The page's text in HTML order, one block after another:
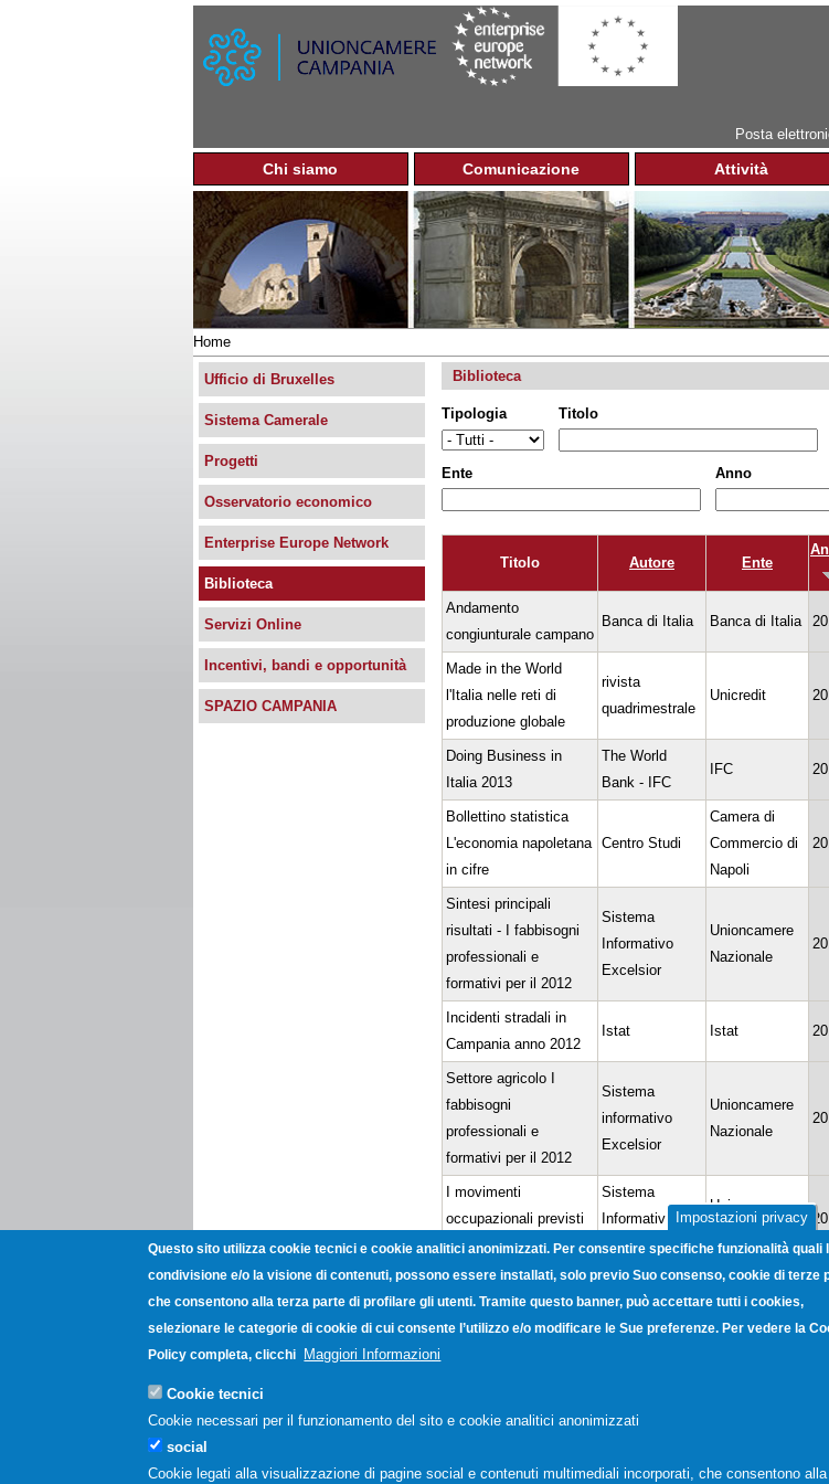
Posta
M
e
n
u
p
r
n
c
p
a
e
Chi siamo Comunicazione Attività
Tu
sei
qui
Home
Biblioteca
Tipologia Titolo
Ente Anno
Titolo Autore Ente
Andamento
congiunturale campano
Banca di Italia Banca di Italia
Made in the World
l'Italia nelle reti di
produzione globale
rivista
quadrimestrale
Unicredit
Doing Business in
Italia 2013
The World
Bank - IFC
IFC
Bollettino statistica
L'economia napoletana
in cifre
Centro Studi
Camera di
Commercio di
Napoli
Sintesi principali
risultati - I fabbisogni
professionali e
formativi per il 2012
Sistema
Informativo
Excelsior
Unioncamere
Nazionale
Incidenti stradali in
Campania anno 2012
Istat Istat
Settore agricolo I
fabbisogni
professionali e
formativi per il 2012
Sistema
informativo
Excelsior
Unioncamere
Nazionale
I movimenti
occupazionali previsti
tavole statistiche
Sistema
Informativo
Excelsior
Unioncamere
Settore Commerciale- I
fabbisogni
professionali e
Sistema
informativo
Unioncamere
Nazionale
Informativo
Ufficio di Bruxelles
Sistema Camerale
Progetti
Osservatorio economico
Enterprise Europe Network
Biblioteca
Servizi Online
Incentivi, bandi e opportunità
SPAZIO CAMPANIA
Impostazioni privacy
Questo sito utilizza cookie tecnici e cookie analitici anonimizzati. Per consentire specifiche funzionalità quali
condivisione e/o la visione di contenuti, possono essere installati, solo previo Suo consenso, cookie di terze
che consentono alla terza parte di profilare gli utenti. Tramite questo banner, può accettare tutti i cookies,
selezionare le categorie di cookie di cui consente l’utilizzo e/o modificare le Sue preferenze. Per vedere la
Policy completa, clicchi Maggiori Informazioni
Cookie tecnici
Cookie necessari per il funzionamento del sito e cookie analitici anonimizzati
social
Cookie legati alla visualizzazione di pagine social e contenuti multimediali incorporati, che consentono